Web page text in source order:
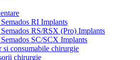
RI Implants
RS/RSX (Pro) Implants
SC/SCX Implants
si consumabile chirurgie
chirurgie